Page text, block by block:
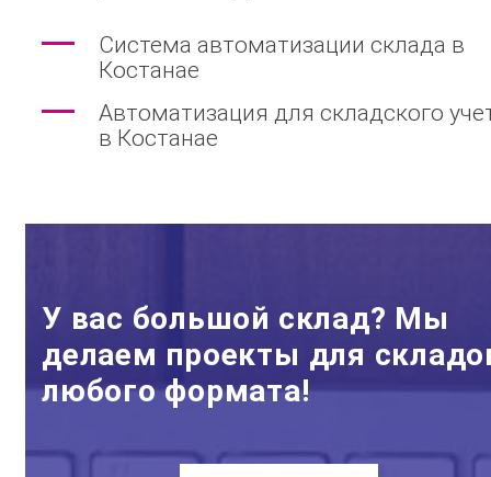
Система автоматизации склада в
Костанае
Автоматизация для складского
в Костанае
У вас большой склад? Мы
делаем проекты для
любого формата!